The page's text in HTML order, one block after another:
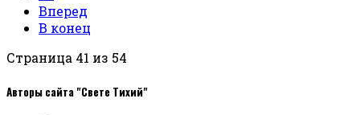
Вперед
В конец
Страница 41 из 54
Авторы сайта "Свете Тихий"